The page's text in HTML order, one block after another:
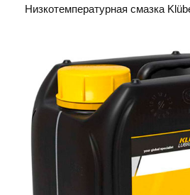
Низкотемпературная смазка